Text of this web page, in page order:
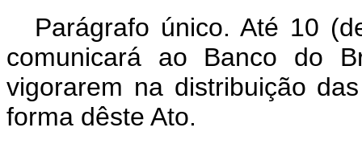
Parágrafo único. Até 10
comunicará ao Banco do
vigorarem na distribuição
forma dêste Ato.